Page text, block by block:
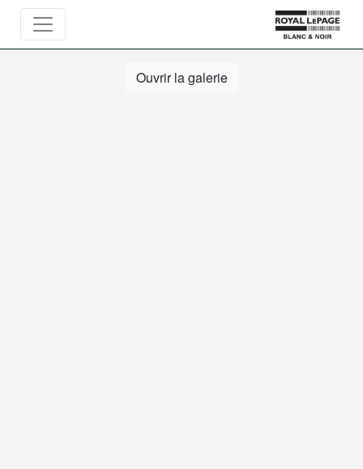
Ouvrir la galerie